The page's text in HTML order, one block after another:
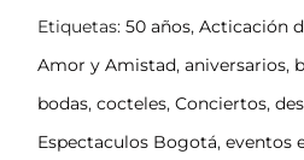
Etiquetas: 50 años, Acticación
Amor y Amistad, aniversarios,
bodas, cocteles, Conciertos,
Espectaculos Bogotá, eventos